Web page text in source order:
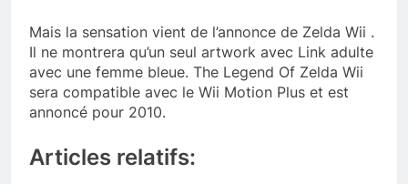
Mais la sensation vient de l’annonce de Zelda Wii .
Il ne montrera qu’un seul artwork avec Link adulte
avec une femme bleue. The Legend Of Zelda Wii
sera compatible avec le Wii Motion Plus et est
annoncé pour 2010.
Articles relatifs: